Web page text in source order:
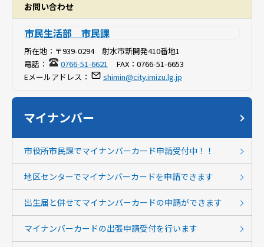
お問い合わせ
市民生活部 市民課
所在地： 〒939-0294 射水市新開発410番地1
電話：
0766-51-6621 FAX： 0766-51-6653
Eメールアドレス：
shimin@city.imizu.lg.jp
マイナンバー
市役所市民課でマイナンバーカード申請受付中！！
地区センターでマイナンバーカードを申請できます
出生届と併せてマイナンバーカードの申請ができます
マイナンバーカードの出張申請受付を行います